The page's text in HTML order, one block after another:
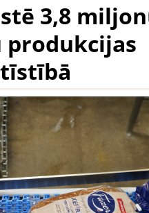
3,8
produkcijas